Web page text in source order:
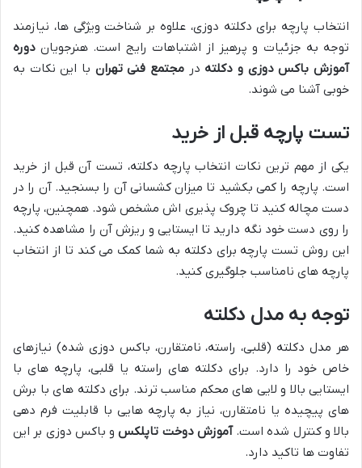
انتخاب پارچه برای دکلته دوزی، علاوه بر شناخت ویژگی ها، نیازمند
توجه به جزئیات و پرهیز از اشتباهات رایج است. هنرجویان دوره
آموزش باکس دوزی و دکلته در مجتمع فنی تهران با این نکات به
خوبی آشنا می شوند.
تست پارچه قبل از خرید
یکی از مهم ترین نکات انتخاب پارچه دکلته، تست آن قبل از خرید
است. پارچه را کمی بکشید تا میزان کشسانی آن را بسنجید. آن را در
دست مچاله کنید تا چروک پذیری اش مشخص شود. همچنین، پارچه
را روی دست خود نگه دارید تا ایستایی و ریزش آن را مشاهده کنید.
این روش تست پارچه برای دکلته به شما کمک می کند تا از انتخاب
پارچه های نامناسب جلوگیری کنید.
توجه به مدل دکلته
هر مدل دکلته (قلبی، راسته، نامتقارن، باکس دوزی شده) نیازهای
خاص خود را دارد. برای دکلته های راسته یا قلبی، پارچه های با
ایستایی بالا و لایی های محکم مناسب ترند. برای دکلته های با برش
های پیچیده یا نامتقارن، نیاز به پارچه هایی با قابلیت فرم دهی
بالا و کنترل شده است.آموزش دوخت تاپلکسو باکس دوزی بر این
تفاوت ها تاکید دارد.